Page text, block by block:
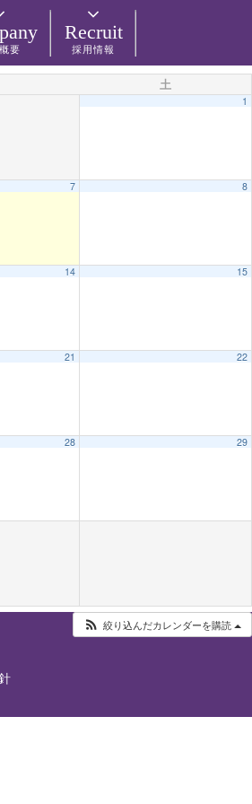
要
Recruit
採用情報
土
1
7 8
14 15
21 22
28 29
絞り込んだカレンダーを購読